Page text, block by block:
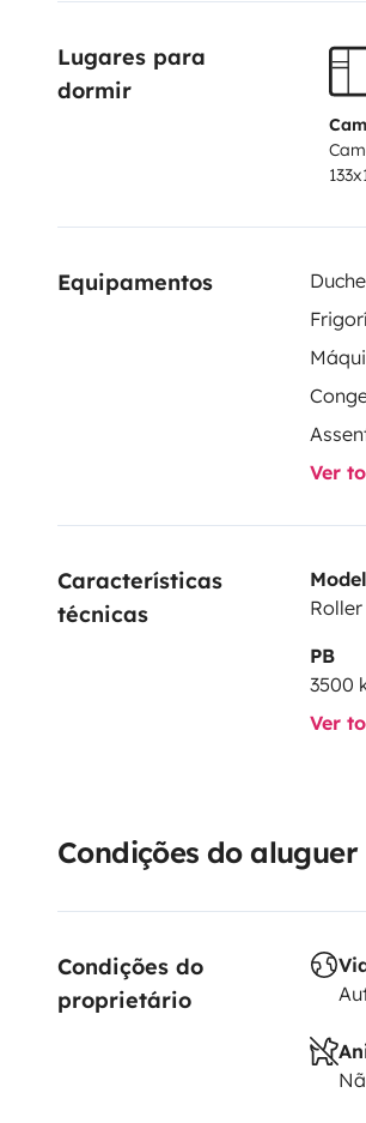
desean la discreción de una
Lugares para
dormir
Equipamentos
Ver
Características
técnicas
PB
3500
Ver
Condições do aluguer
Condições do
proprietário